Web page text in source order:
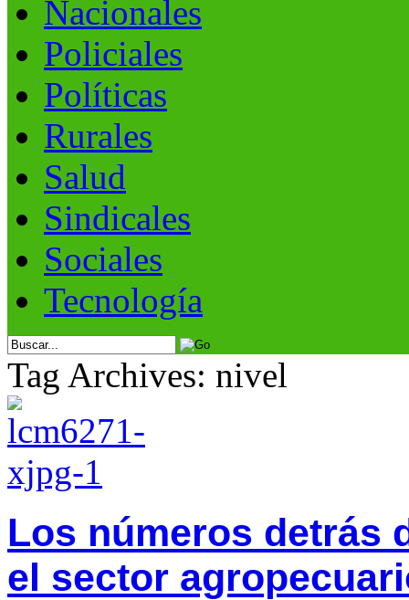
Nacionales
Policiales
Políticas
Rurales
Salud
Sindicales
Sociales
Tecnología
Tag Archives: nivel
Los números detrás
el sector